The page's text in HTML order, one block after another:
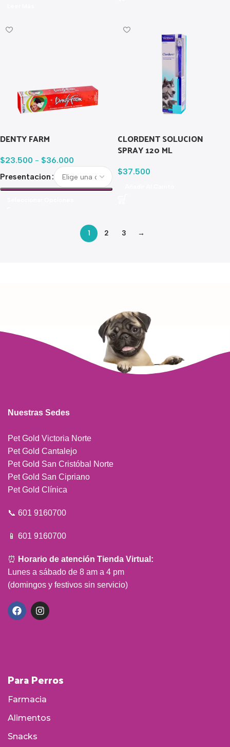
DENTY FARM
$23.500 - $36.000
Presentacion
CLORDENT SOLUCION
SPRAY 120 ML
$37.500
1 2 3 →
Nuestras Sedes
Pet Gold Victoria Norte
Pet Gold Cantalejo
Pet Gold San Cristóbal Norte
Pet Gold San Cipriano
Pet Gold Clínica
📞 601 9160700
📱 601 9160700
⏰ Horario de atención Tienda Virtual:
Lunes a sábado de 8 am a 4 pm
(domingos y festivos sin servicio)
Para Perros
Farmacia
Alimentos
Snacks